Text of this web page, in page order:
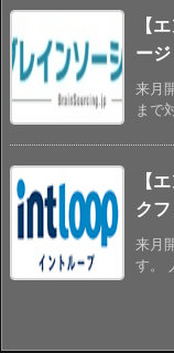
【
ー
来月
まで
【
ク
来月
す。